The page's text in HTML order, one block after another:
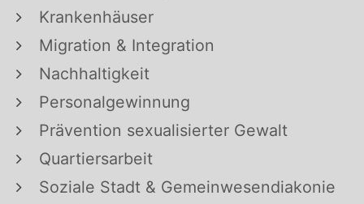
Krankenhäuser
Migration & Integration
Nachhaltigkeit
Personalgewinnung
Prävention sexualisierter Gewalt
Quartiersarbeit
Soziale Stadt & Gemeinwesendiakonie